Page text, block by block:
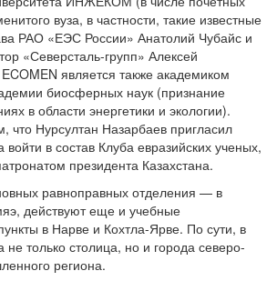
вуза, в частности, такие известные
РАО «ЕЭС России» Анатолий Чубайс и
«Северсталь-групп» Алексей
является также академиком
биосферных наук (признание
в области энергетики и экологии).
Нурсултан Назарбаев пригласил
в состав Клуба евразийских ученых,
президента Казахстана.
равноправных отделения — в
действуют еще и учебные
в Нарве и Кохтла-Ярве. По сути, в
только столица, но и города северо-
региона.